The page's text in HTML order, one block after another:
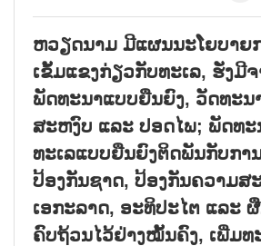
ຫວຽດນາມ ມີແຜນນະໂຍບາຍ
ເຂັ້ມແຂງກ່ຽວກັບທະເລ, ຮັ່ງມີຈ
ພັດທະນາແບບຍືນຍົງ, ວັດທະນ
ສະຫງົບ ແລະ ປອດໄພ; ພັດທະ
ທະເລແບບຍືນຍົງຕິດພັນກັບກາ
ປ້ອງກັນຊາດ, ປ້ອງກັນຄວາມສ
ເອກະລາດ, ອະທິປະໄຕ ແລະ
ຄົບຖ້ວນໄວ້ຢ່າງໝັ້ນຄົງ, ເພີ່ມທ